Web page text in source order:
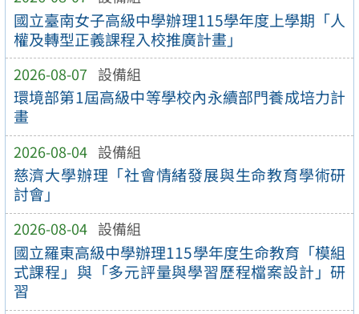
國立臺南女子高級中學辦理115學年度上學期「人
權及轉型正義課程入校推廣計畫」
2026-08-07 設備組
環境部第1屆高級中等學校內永續部門養成培力計
畫
2026-08-04 設備組
慈濟大學辦理「社會情緒發展與生命教育學術研
討會」
2026-08-04 設備組
國立羅東高級中學辦理115學年度生命教育「模組
式課程」與「多元評量與學習歷程檔案設計」研
習